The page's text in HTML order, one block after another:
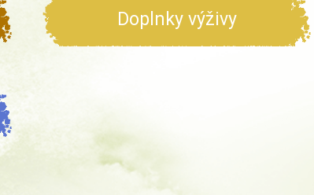
Doplnky výživy